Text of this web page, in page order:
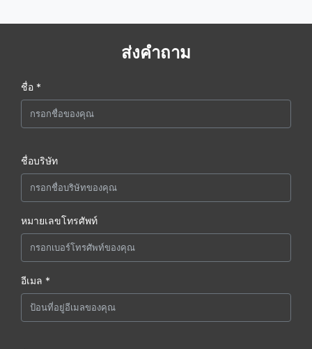
ส่งคำถาม
ชื่อ *
ชื่อบริษัท
หมายเลขโทรศัพท์
อีเมล *